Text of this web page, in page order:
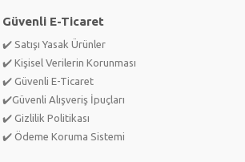
Güvenli E-Ticaret
✔️ Satışı Yasak Ürünler
✔️ Kişisel Verilerin Korunması
✔️ Güvenli E-Ticaret
✔️Güvenli Alışveriş İpuçları
✔️ Gizlilik Politikası
✔️ Ödeme Koruma Sistemi